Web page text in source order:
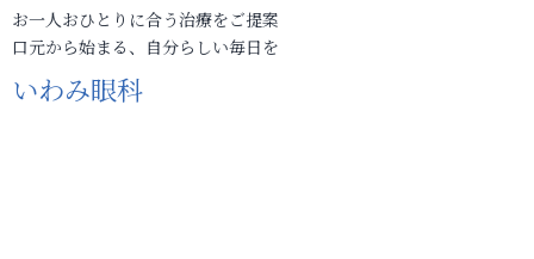
お一人おひとりに合う治療をご提案
口元から始まる、自分らしい毎日を
いわみ眼科